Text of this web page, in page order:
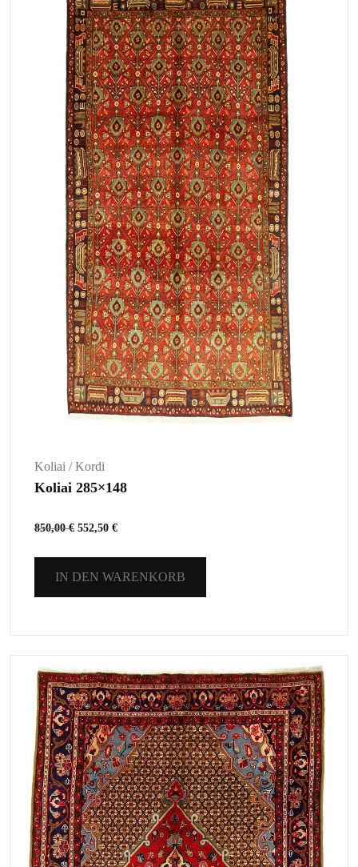
Koliai / Kordi
Koliai 285×148
850,00€ 552,50 €
IN DEN WARENKORB